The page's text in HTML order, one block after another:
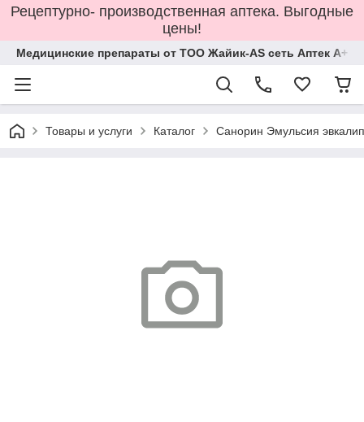
Рецептурно- производственная аптека. Выгодные
цены!
Медицинские препараты от ТОО Жайик-AS сеть Аптек А+
Товары и услуги Каталог Санорин Эмульсия